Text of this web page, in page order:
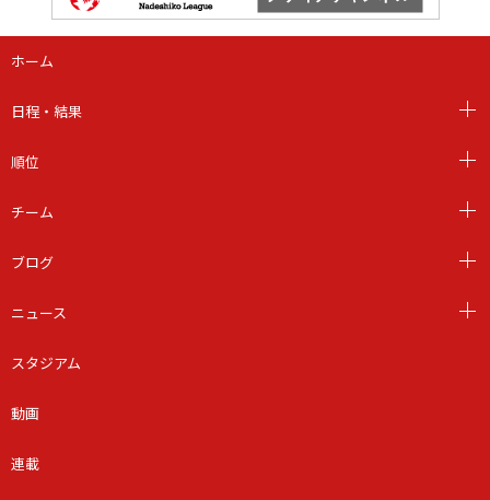
ホーム
日程・結果
順位
チーム
ブログ
ニュース
スタジアム
動画
連載